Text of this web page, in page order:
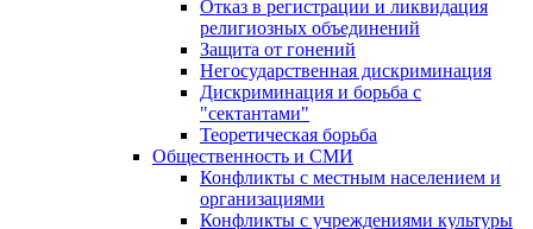
Отказ в регистрации и ликвидация
религиозных объединений
Защита от гонений
Негосударственная дискриминация
Дискриминация и борьба с
"сектантами"
Теоретическая борьба
Общественность и СМИ
Конфликты с местным населением и
организациями
Конфликты с учреждениями культуры